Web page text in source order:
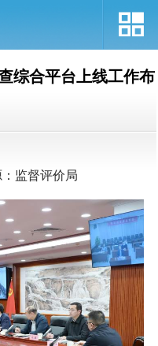
综合平台上线工作布
：监督评价局